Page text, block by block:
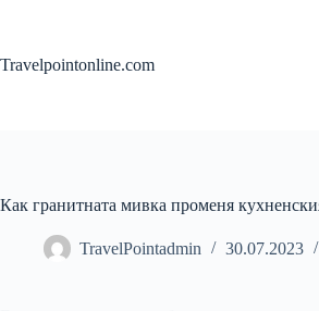
Travelpointonline.com
Как гранитната мивка променя
TravelPointadmin 30.07.2023